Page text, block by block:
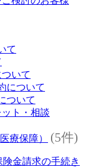
て
いて
について
ついて
ト・相談
療保障） (5件)
金請求の手続き